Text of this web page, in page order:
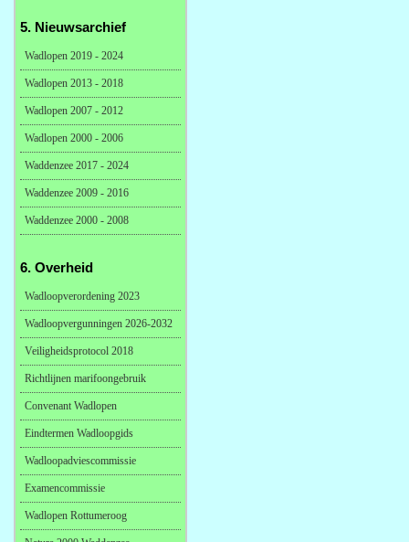
5. Nieuwsarchief
Wadlopen 2019 - 2024
Wadlopen 2013 - 2018
Wadlopen 2007 - 2012
Wadlopen 2000 - 2006
Waddenzee 2017 - 2024
Waddenzee 2009 - 2016
Waddenzee 2000 - 2008
6. Overheid
Wadloopverordening 2023
Wadloopvergunningen 2026-2032
Veiligheidsprotocol 2018
Richtlijnen marifoongebruik
Convenant Wadlopen
Eindtermen Wadloopgids
Wadloopadviescommissie
Examencommissie
Wadlopen Rottumeroog